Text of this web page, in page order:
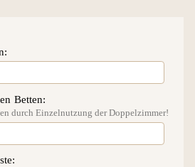
Betten
durch Einzelnutzung der Doppelzimmer!